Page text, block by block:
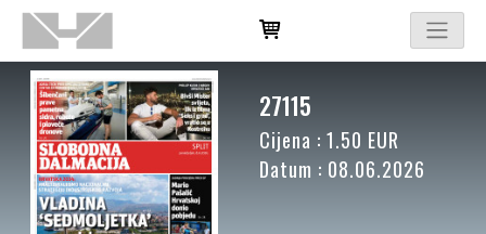
27115
Cijena : 1.50 EUR
Datum : 08.06.2026